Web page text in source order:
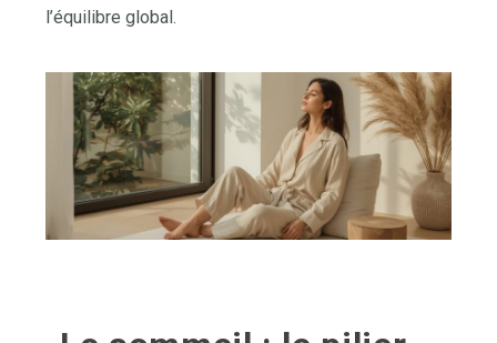
l’équilibre global.